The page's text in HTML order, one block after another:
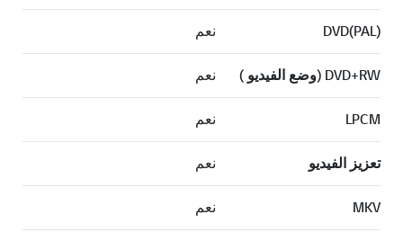
DVD(PAL) نعم
DVD+RW (وضع الفيديو ) نعم
LPCM نعم
تعزيز الفيديو نعم
MKV نعم